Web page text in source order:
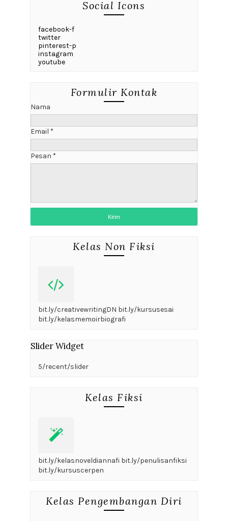
Social Icons
facebook-f
twitter
pinterest-p
instagram
youtube
Formulir Kontak
Nama
Email *
Pesan *
Kelas Non Fiksi
bit.ly/creativewritingDN bit.ly/kursusesai
bit.ly/kelasmemoirbiografi
Slider Widget
5/recent/slider
Kelas Fiksi
bit.ly/kelasnoveldiannafi bit.ly/penulisanfiksi
bit.ly/kursuscerpen
Kelas Pengembangan Diri